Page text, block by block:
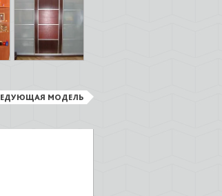
МОДЕЛЬ